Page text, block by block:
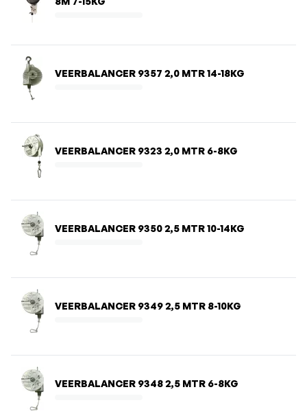
VEERBALANCER 9357 2,0 MTR 14-18KG
VEERBALANCER 9323 2,0 MTR 6-8KG
VEERBALANCER 9350 2,5 MTR 10-14KG
VEERBALANCER 9349 2,5 MTR 8-10KG
VEERBALANCER 9348 2,5 MTR 6-8KG